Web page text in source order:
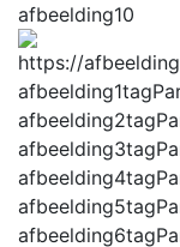
afbeelding10
afbeelding1tag
afbeelding2tag
afbeelding3tag
afbeelding4tag
afbeelding5tag
afbeelding6tag